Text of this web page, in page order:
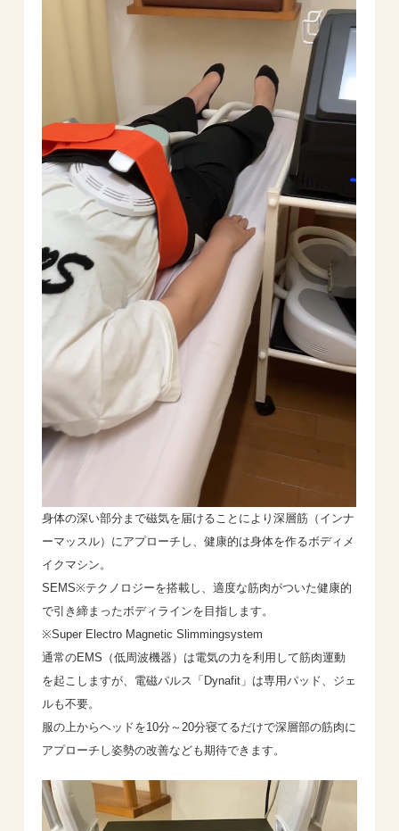
身体の深い部分まで磁気を届けることにより深層筋（インナ
ーマッスル）にアプローチし、健康的は身体を作るボディメ
イクマシン。
SEMS※テクノロジーを搭載し、適度な筋肉がついた健康的
で引き締まったボディラインを目指します。
※Super Electro Magnetic Slimmingsystem
通常のEMS（低周波機器）は電気の力を利用して筋肉運動
を起こしますが、電磁パルス「Dynafit」は専用パッド、ジェ
ルも不要。
服の上からヘッドを10分～20分寝てるだけで深層部の筋肉に
アプローチし姿勢の改善なども期待できます。